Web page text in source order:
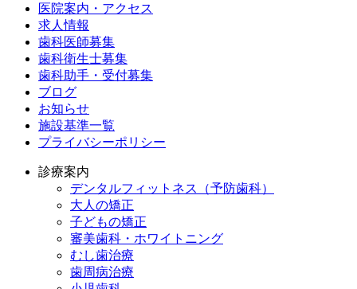
医院案内・アクセス
求人情報
歯科医師募集
歯科衛生士募集
歯科助手・受付募集
ブログ
お知らせ
施設基準一覧
プライバシーポリシー
診療案内
デンタルフィットネス
（予防歯科）
大人の矯正
子どもの矯正
審美歯科・ホワイトニング
むし歯治療
歯周病治療